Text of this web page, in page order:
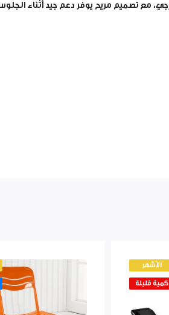
مع تصميم مريح يوفر دعم جيد أثناء
الأشهر
كمية قليلة